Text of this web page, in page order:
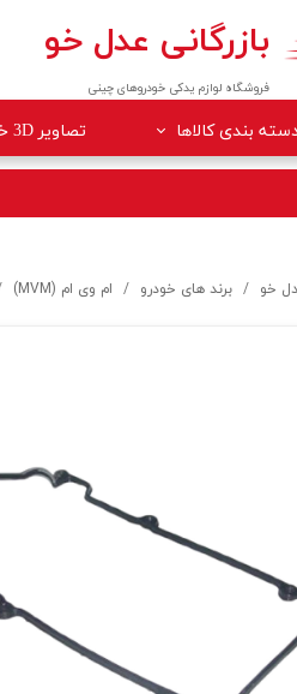
فروشگاه لوازم یدکی خودروهای چینی
بازرگانی عدل خو
بندی کالاها
جلوبندی
قالپاق، رینگ و لاستیک
لوازم جانبی ,تزِیینات
تصاویر 3D خودروها
خو برند های خودرو ام وی ام (MVM)